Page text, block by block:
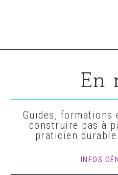
En
Guides, formations
construire pas à
praticien
INFOS